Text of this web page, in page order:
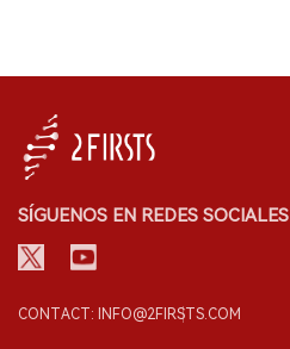
SÍGUENOS EN REDES SOCIALES
CONTACT: INFO@2FIRSTS.COM